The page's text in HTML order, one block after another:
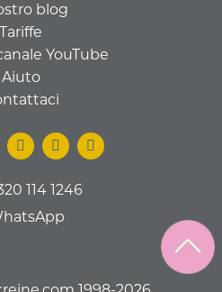
blog
Tariffe
YouTube
Aiuto
114 1246